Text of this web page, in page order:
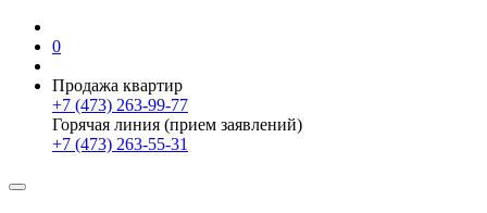
0
Продажа квартир
+7 (473) 263-99-77
Горячая линия (прием заявлений)
+7 (473) 263-55-31